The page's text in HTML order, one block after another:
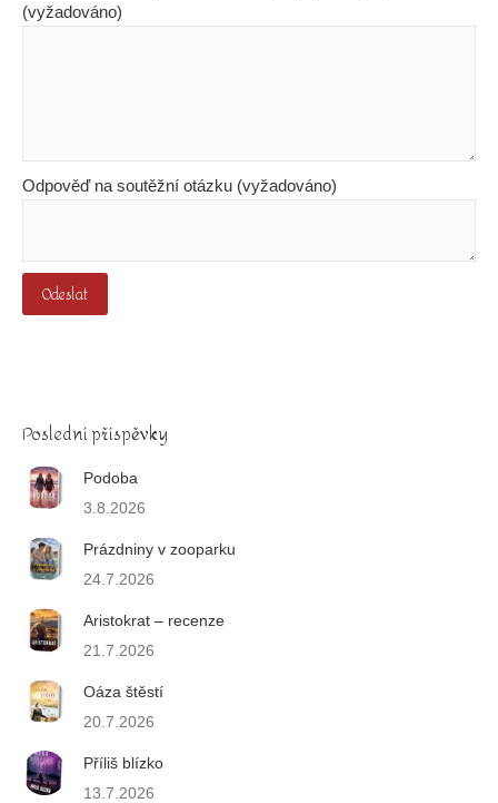
(vyžadováno)
Odpověď na soutěžní otázku (vyžadováno)
Poslední příspěvky
Podoba
3.8.2026
Prázdniny v zooparku
24.7.2026
Aristokrat – recenze
21.7.2026
Oáza štěstí
20.7.2026
Příliš blízko
13.7.2026